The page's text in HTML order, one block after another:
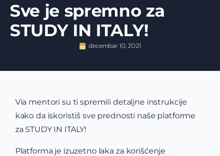
Sve je spremno za
STUDY IN ITALY!
decembar 10, 2021
Via mentori su ti spremili detaljne instrukcije
kako da iskoristiš sve prednosti naše platforme
za STUDY IN ITALY!
Platforma je izuzetno laka za korišćenje